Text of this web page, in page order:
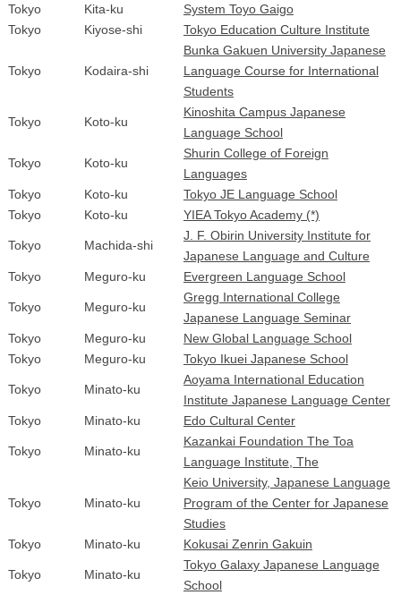
Tokyo
Kita-ku
System Toyo Gaigo
Tokyo
Kiyose-shi Tokyo Education Culture Institute
Tokyo Kodaira-shi
Bunka Gakuen University Japanese
Language Course for International
Students
Tokyo Koto-ku
Kinoshita Campus Japanese
Language School
Tokyo Koto-ku
Shurin College of Foreign
Languages
Tokyo
Koto-ku
Tokyo JE Language School
Tokyo
Koto-ku YIEA Tokyo Academy (*)
Tokyo Machida-shi
J. F. Obirin University Institute for
Japanese Language and Culture
Tokyo
Meguro-ku Evergreen Language School
Tokyo Meguro-ku
Gregg International College
Japanese Language Seminar
Tokyo
Meguro-ku
New Global Language School
Tokyo
Meguro-ku Tokyo Ikuei Japanese School
Tokyo Minato-ku
Aoyama International Education
Institute Japanese Language Center
Tokyo
Minato-ku Edo Cultural Center
Tokyo Minato-ku
Kazankai Foundation The Toa
Language Institute, The
Tokyo Minato-ku
Keio University, Japanese Language
Program of the Center for Japanese
Studies
Tokyo
Minato-ku Kokusai Zenrin Gakuin
Tokyo Minato-ku
Tokyo Galaxy Japanese Language
School